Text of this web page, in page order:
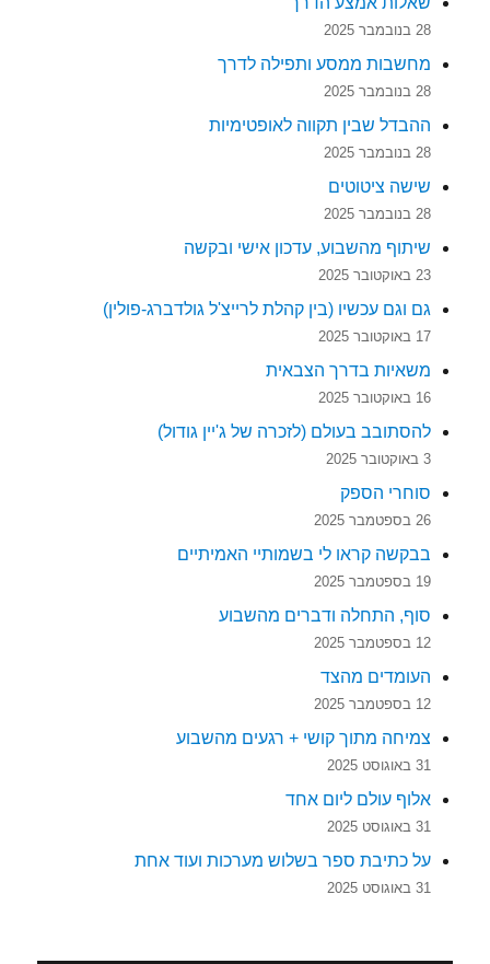
28 בנובמבר 2025
מחשבות ממסע ותפילה לדרך
28 בנובמבר 2025
ההבדל שבין תקווה לאופטימיות
28 בנובמבר 2025
שישה ציטוטים
28 בנובמבר 2025
שיתוף מהשבוע, עדכון אישי ובקשה
23 באוקטובר 2025
גם וגם עכשיו (בין קהלת לרייצ'ל גולדברג-פולין)
17 באוקטובר 2025
משאיות בדרך הצבאית
16 באוקטובר 2025
להסתובב בעולם (לזכרה של ג'יין גודול)
3 באוקטובר 2025
סוחרי הספק
26 בספטמבר 2025
בבקשה קראו לי בשמותיי האמיתיים
19 בספטמבר 2025
סוף, התחלה ודברים מהשבוע
12 בספטמבר 2025
העומדים מהצד
12 בספטמבר 2025
צמיחה מתוך קושי + רגעים מהשבוע
31 באוגוסט 2025
אלוף עולם ליום אחד
31 באוגוסט 2025
על כתיבת ספר בשלוש מערכות ועוד אחת
31 באוגוסט 2025